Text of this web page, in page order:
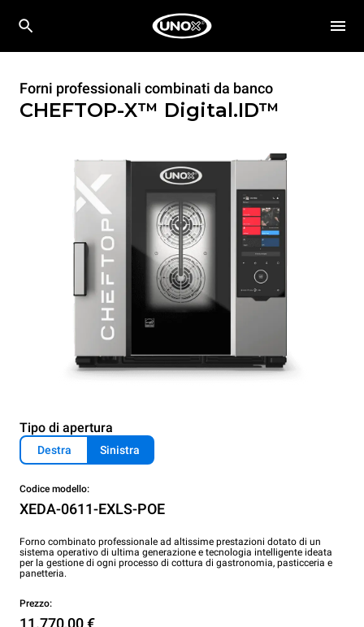
Forni professionali combinati da banco
CHEFTOP-X™ Digital.ID™
Tipo di apertura
Destra Sinistra
Codice modello:
XEDA-0611-EXLS-POE
Forno combinato professionale ad altissime prestazioni dotato di un
sistema operativo di ultima generazione e tecnologia intelligente ideata
per la gestione di ogni processo di cottura di gastronomia, pasticceria e
panetteria.
Prezzo:
11.770,00 €